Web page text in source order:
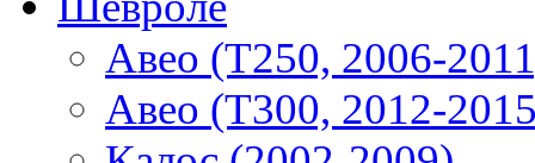
Авео (T250, 2006-
Авео (T300, 2012-